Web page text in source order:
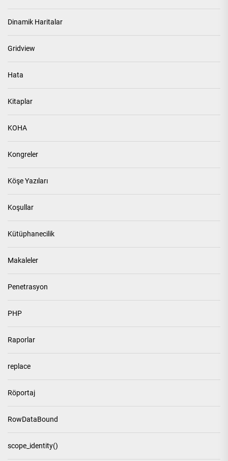
Dinamik Haritalar
Gridview
Hata
Kitaplar
KOHA
Kongreler
Köşe Yazıları
Koşullar
Kütüphanecilik
Makaleler
Penetrasyon
PHP
Raporlar
replace
Röportaj
RowDataBound
scope_identity()